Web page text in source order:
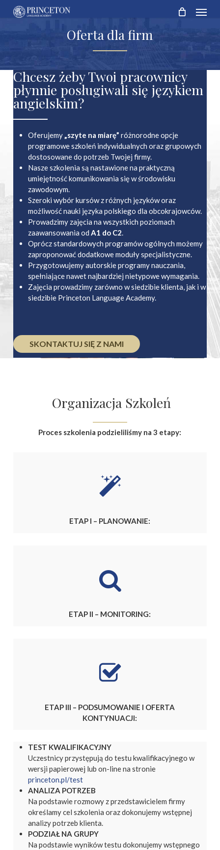
Menu
Oferta dla firm
Chcesz żeby Twoi pracownicy
płynnie posługiwali się językiem
angielskim?
Oferujemy„szyte na miarę”różnorodne opcje
programowe szkoleń indywidualnych oraz grupowych
dostosowane do potrzeb Twojej firmy.
Nasze szkolenia są nastawione na praktyczną
umiejętność komunikowania się w środowisku
zawodowym.
Szeroki wybór kursów z różnych języków oraz
możliwość nauki języka polskiego dla obcokrajowców.
Prowadzimy zajęcia na wszystkich poziomach
zaawansowania odA1 do C2.
Oprócz standardowych programów ogólnych możemy
zaproponować dodatkowe moduły specjalistyczne.
Przygotowujemy autorskie programy nauczania,
spełniające nawet najbardziej nietypowe wymagania.
Zajęcia prowadzimy zarówno w siedzibie klienta, jak i w
siedzibie Princeton Language Academy.
SKONTAKTUJ SIĘ Z NAMI
Organizacja Szkoleń
Proces szkolenia podzieliliśmy na 3 etapy:
ETAP I – PLANOWANIE:
ETAP II – MONITORING:
ETAP III – PODSUMOWANIE I OFERTA
KONTYNUACJI:
TEST KWALIFIKACYJNY
Uczestnicy przystępują do testu kwalifikacyjnego w
wersji papierowej lub on-line na stronie
princeton.pl/test
ANALIZA POTRZEB
Na podstawie rozmowy z przedstawicielem firmy
określamy cel szkolenia oraz dokonujemy wstępnej
analizy potrzeb klienta.
PODZIAŁ NA GRUPY
Na podstawie wyników testu dokonujemy wstępnego